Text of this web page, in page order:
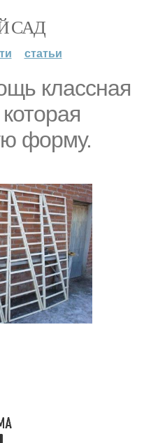
САД
статьи
классная
форму.